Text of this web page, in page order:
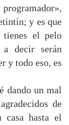
y es que
el pelo
decir serán
y todo eso, es
dando un mal
de
casa hasta el